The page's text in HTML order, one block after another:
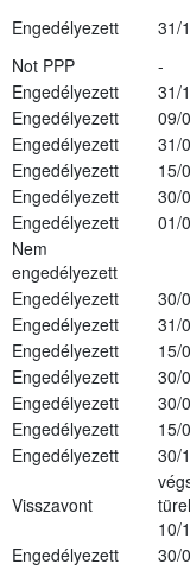
Engedélyezett
31/
Not PPP
-
Engedélyezett
31/
Engedélyezett
09/
Engedélyezett
31/
Engedélyezett
15/
Engedélyezett
30/
Engedélyezett
01/
Nem
engedélyezett
Engedélyezett
30/
Engedélyezett
31/
Engedélyezett
15/
Engedélyezett
30/
Engedélyezett
30/
Engedélyezett
15/
Engedélyezett
30/
Visszavont
10/
Engedélyezett
30/